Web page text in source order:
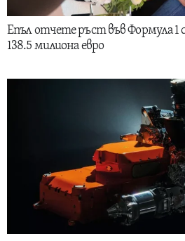
Епъл отчете ръст във Формула 1
138.5 милиона евро